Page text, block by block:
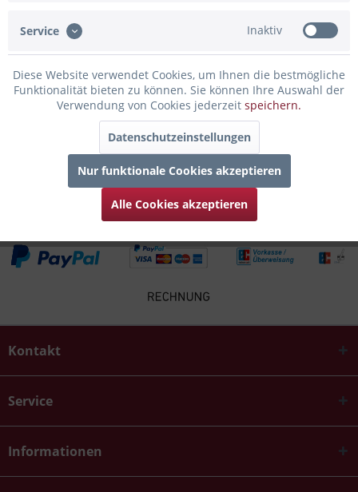
Infos zum Hersteller
Folgende Infos zum Hersteller sind verfübar......mehr
Zubehör 2
Kunden kauften auch
Kunden haben sich ebenfalls angesehen
Kontakt
Service
Informationen
Service Inaktiv
Diese Website verwendet Cookies, um Ihnen die bestmögliche
Funktionalität bieten zu können. Sie können Ihre Auswahl der
Verwendung von Cookies jederzeit speichern.
Datenschutzeinstellungen
Nur funktionale Cookies akzeptieren
Alle Cookies akzeptieren